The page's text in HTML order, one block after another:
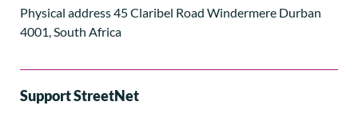
Physical address 45 Claribel Road Windermere Durban
4001, South Africa
Support StreetNet